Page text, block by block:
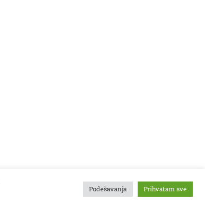
projekti Zaječarske VESTI
Podešavanja Prihvatam sve